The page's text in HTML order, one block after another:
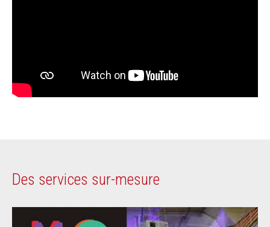
Des services sur-mesure